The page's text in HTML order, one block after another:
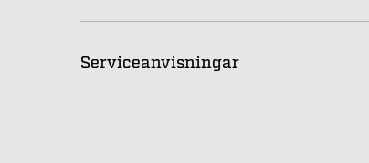
Serviceanvisningar